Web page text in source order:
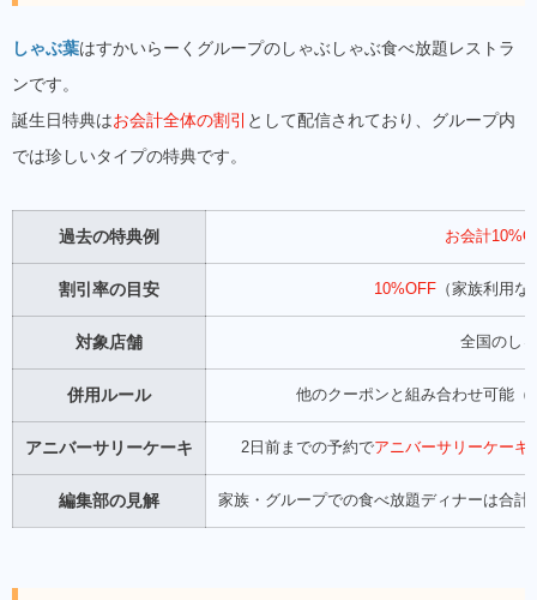
しゃぶ葉はすかいらーくグループのしゃぶしゃぶ食べ放題レストラ
ンです。
誕生日特典はお会計全体の割引 として配信されており、グループ内
では珍しいタイプの特典です。
過去の特典例 お会計
割引率の目安 10%OFF （家族利用
対象店舗 全国のし
併用ルール 他のクーポンと組み合わせ可能
アニバーサリーケーキ 2日前までの予約でアニバーサリーケーキ
編集部の見解 家族・グループでの食べ放題ディナーは合計